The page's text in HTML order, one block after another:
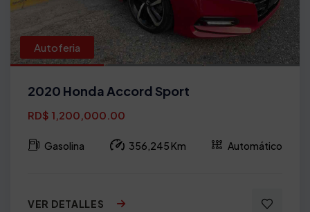
Autoferia
2020 Honda Accord Sport
RD$ 1,200,000.00
Gasolina 356,245 Km Automático
VER DETALLES